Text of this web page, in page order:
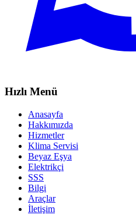
Hızlı Menü
Anasayfa
Hakkımızda
Hizmetler
Klima Servisi
Beyaz Eşya
Elektrikçi
SSS
Bilgi
Araçlar
İletişim